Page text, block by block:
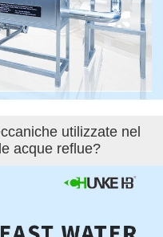
utilizzate nel
acque reflue?